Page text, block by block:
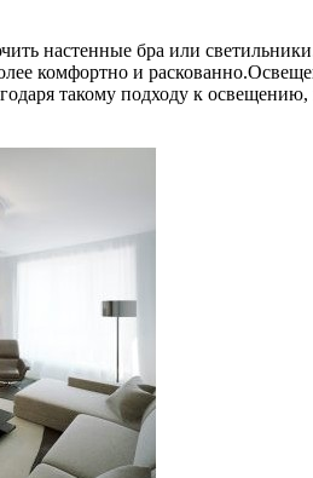
настенные бра или
комфортно и
такому подходу к освещению,